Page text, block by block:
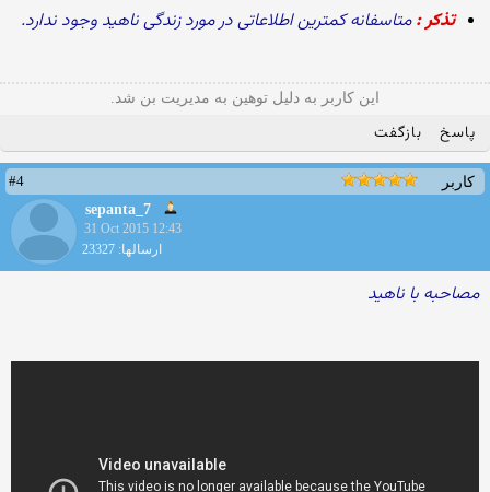
تذکر :متاسفانه کمترین اطلاعاتی در مورد زندگی ناهید وجود ندارد.
این کاربر به دلیل توهین به مدیریت بن شد.
پاسخ بازگفت
کاربر
#4
sepanta_7
31 Oct 2015 12:43
ارسالها: 23327
مصاحبه با ناهید